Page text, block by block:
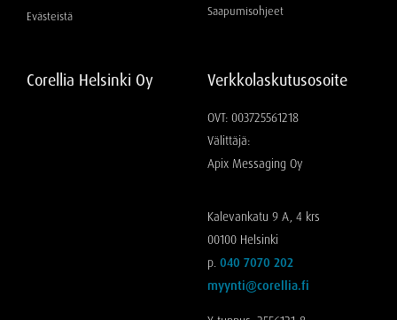
Evästeistä
Saapumisohjeet
Corellia Helsinki Oy Verkkolaskutusosoite
OVT: 003725561218
Välittäjä:
Apix Messaging Oy
Kalevankatu 9 A, 4 krs
00100 Helsinki
p. 040 7070 202
myynti@corellia.fi